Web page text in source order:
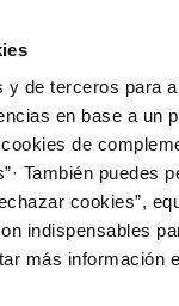
y de terceros para
en base a un
de
También
cookies”,
indispensables
más información
de titular
de suministro
Tu Servicio
AL CLIENTE
contacto
del agua
consumidor
DE GESTIÓN Y